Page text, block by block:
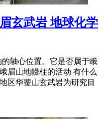
玄武岩 地球化学
轴心位置。它是否属于峨
眉山地幔柱的活动 有什么
区华蓥山玄武岩为研究目